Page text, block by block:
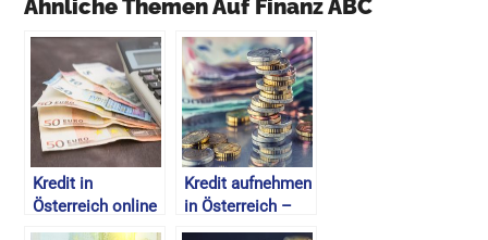
Ähnliche Themen Auf Finanz ABC
Kredit in
Österreich online
beantragen –
Kredit aufnehmen
in Österreich –
Kreditaufnahme